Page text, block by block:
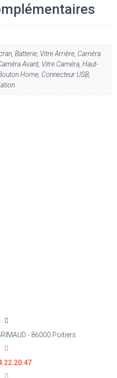
Batterie, Vitre Arrière, Caméra
Avant, Vitre Caméra, Haut-
Home, Connecteur USB,
- 86000 Poitiers